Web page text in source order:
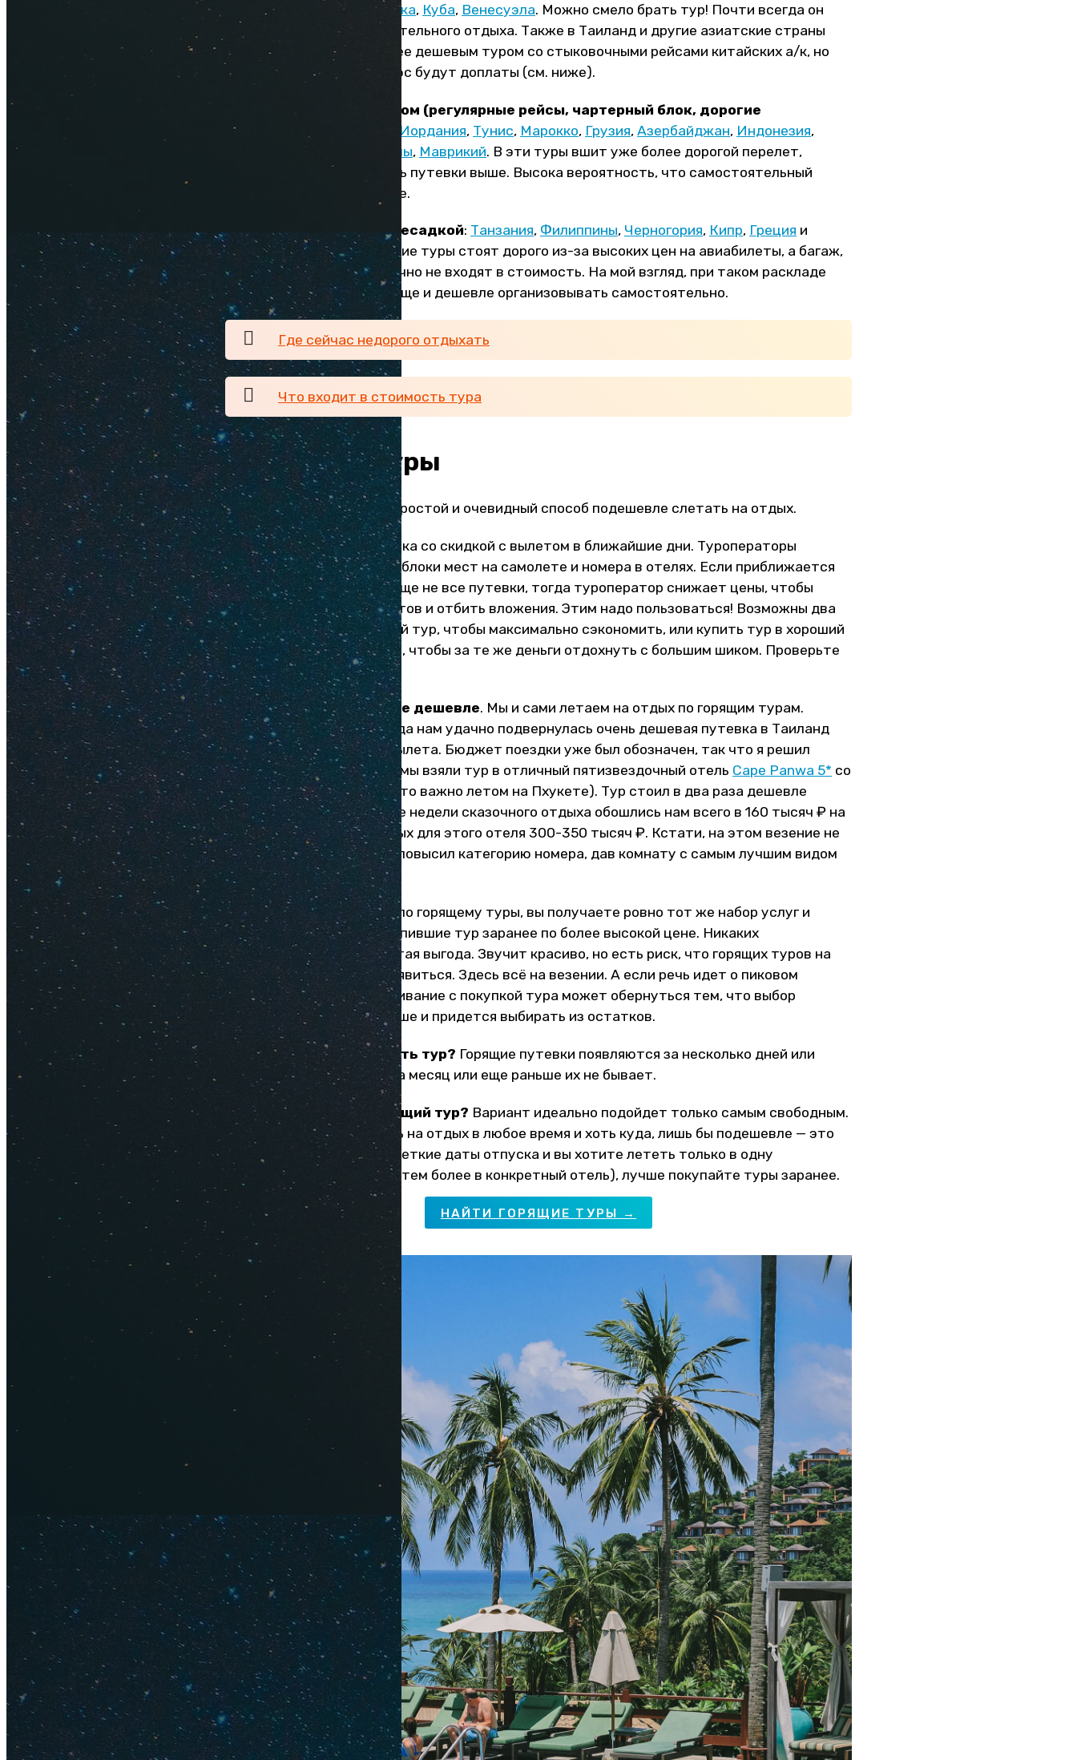
Таиланд
Шри-Ланка, Куба, Венесуэла. Можно смело брать тур! Почти всегда он
будет дешевле самостоятельного отдыха. Также в Таиланд и другие азиатские страны
можно полететь еще более дешевым туром со стыковочными рейсами китайских а/к, но
это уже на любителя, плюс будут доплаты (см. ниже).
Туры с прямым перелетом (регулярные рейсы, чартерный блок, дорогие
зарубежные чартеры)
Иордания, Тунис, Марокко, Грузия,Азербайджан, Индонезия,
Сейшелы, Маврикий. В эти туры вшит уже более дорогой перелет,
поэтому общая стоимость путевки выше. Высока вероятность, что самостоятельный
отдых обойдется дешевле.
Туры с перелетом с пересадкой: Танзания, Филиппины, Черногория, Кипр, Греция и
другие страны. Часто такие туры стоят дорого из-за высоких цен на авиабилеты, а багаж,
трансфер, страховка обычно не входят в стоимость. На мой взгляд, при таком раскладе
отдых в этих странах проще и дешевле организовывать самостоятельно.
Где сейчас недорого отдыхать
Что входит в стоимость тура
2. Горящие туры
Ну это классика! Самый простой и очевидный способ подешевле слетать на отдых.
Горящий тур— это путевка со скидкой с вылетом в ближайшие дни. Туроператоры
заранее оптом выкупают блоки мест на самолете и номера в отелях. Если приближается
дата вылета, а проданы еще не все путевки, тогда туроператор снижает цены, чтобы
поскорее привлечь клиентов и отбить вложения. Этим надо пользоваться! Возможны два
варианта: купить дешевый тур, чтобы максимально сэкономить, или купить тур в хороший
отель с приятной скидкой, чтобы за те же деньги отдохнуть с большим шиком. Проверьте
горящие туры .
Как мы купили тур вдвое дешевле. Мы и сами летаем на отдых по горящим турам.
Например, летом 2025 года нам удачно подвернулась очень дешевая путевка в Таиланд
примерно за неделю до вылета. Бюджет поездки уже был обозначен, так что я решил
позволить себе больше и мы взяли тур в отличный пятизвездочный отель Cape Panwa 5* со
своим пляжем без волн (это важно летом на Пхукете). Тур стоил в два раза дешевле
обычной цены. В итоге две недели сказочного отдыха обошлись нам всего в 160 тысяч ₽ на
двоих вместо стандартных для этого отеля 300-350 тысяч ₽. Кстати, на этом везение не
закончилось и отель нам повысил категорию номера, дав комнату с самым лучшим видом
на море.
В чем подвох?
Полетев по горящему туры, вы получаете ровно тот же набор услуг и
сервис, что и туристы, купившие тур заранее по более высокой цене. Никаких
недостатков, только чистая выгода. Звучит красиво, но есть риск, что горящих туров на
ваши даты может и не появиться. Здесь всё на везении. А если речь идет о пиковом
времени спроса, то затягивание с покупкой тура может обернуться тем, что выбор
предложений будет меньше и придется выбирать из остатков.
Когда выгоднее покупать тур? Горящие путевки появляются за несколько дней или
неделю-две до вылета. За месяц или еще раньше их не бывает.
Стоит ли покупать горящий тур? Вариант идеально подойдет только самым свободным.
Если вы можете полететь на отдых в любое время и хоть куда, лишь бы подешевле — это
ваш вариант. Если у вас четкие даты отпуска и вы хотите лететь только в одну
конкретную страну (и уж тем более в конкретный отель), лучше покупайте туры заранее.
НАЙТИ ГОРЯЩИЕ ТУРЫ →